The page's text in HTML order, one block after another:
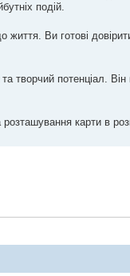
подій.
життя. Ви готові
творчий потенціал. Він
карти в